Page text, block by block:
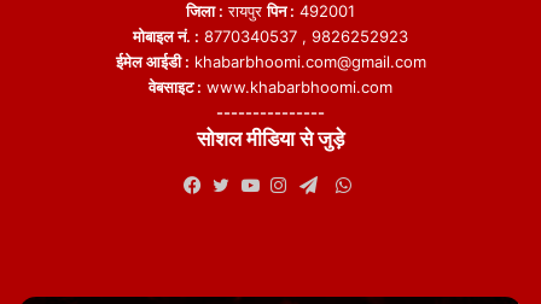
जिला : रायपुरपिन : 492001
मोबाइल नं. : 8770340537 , 9826252923
ईमेल आईडी : khabarbhoomi.com@gmail.com
वेबसाइट : www.khabarbhoomi.com
---------------
सोशल मीडिया से जुड़े
WhatsApp